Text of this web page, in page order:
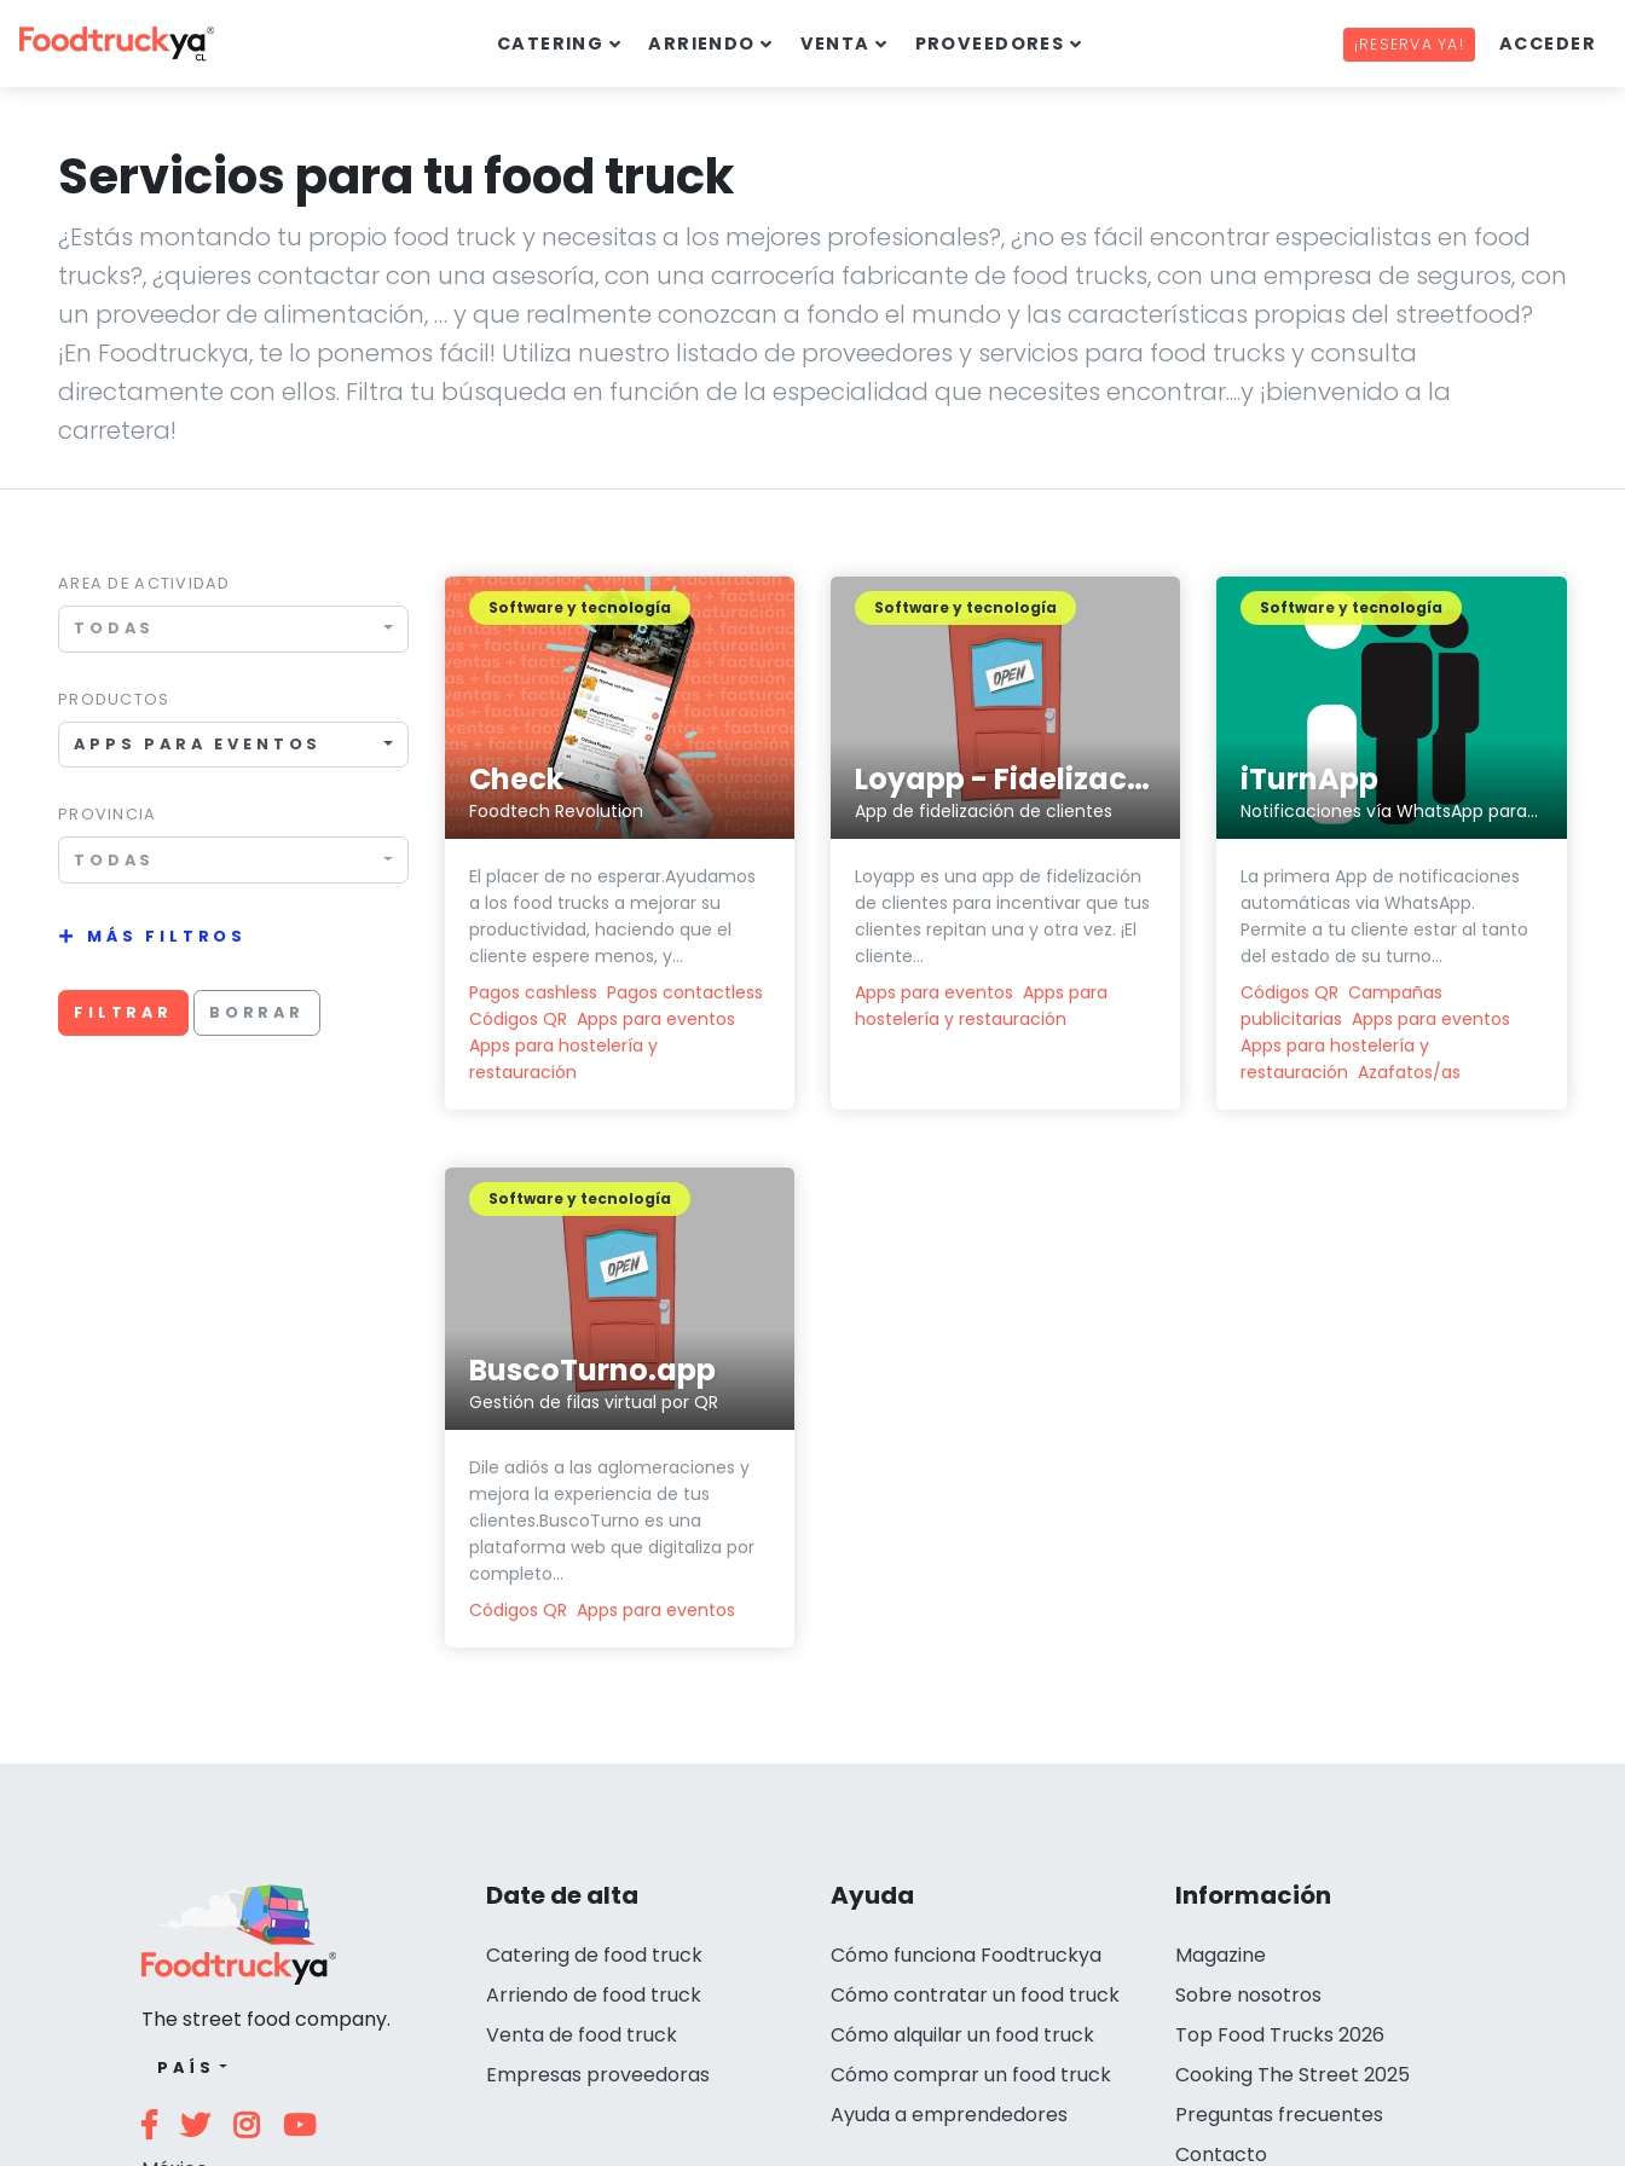
CATERING ARRIENDO VENTA PROVEEDORES ¡RESERVA YA! ACCEDER
Servicios para tu food truck
¿Estás montando tu propio food truck y necesitas a los mejores profesionales?, ¿no es fácil encontrar especialistas en food
trucks?, ¿quieres contactar con una asesoría, con una carrocería fabricante de food trucks, con una empresa de seguros, con
un proveedor de alimentación, … y que realmente conozcan a fondo el mundo y las características propias del streetfood?
¡En Foodtruckya, te lo ponemos fácil! Utiliza nuestro listado de proveedores y servicios para food trucks y consulta
directamente con ellos. Filtra tu búsqueda en función de la especialidad que necesites encontrar....y ¡bienvenido a la
carretera!
AREA DE ACTIVIDAD
TODAS
PRODUCTOS
APPS PARA EVENTOS
PROVINCIA
TODAS
MÁS FILTROS
FILTRAR BORRAR
Check
Foodtech Revolution
Software y tecnología
El placer de no esperar.Ayudamos
a los food trucks a mejorar su
productividad, haciendo que el
cliente espere menos, y...
Pagos cashless Pagos contactless
Códigos QR Apps para eventos
Apps para hostelería y
restauración
Loyapp - Fidelización de clientes
App de fidelización de clientes
Software y tecnología
Loyapp es una app de fidelización
de clientes para incentivar que tus
clientes repitan una y otra vez. ¡El
cliente...
Apps para eventos Apps para
hostelería y restauración
iTurnApp
Notificaciones vía WhatsApp para recogida de pedidos
Software y tecnología
La primera App de notificaciones
automáticas via WhatsApp.
Permite a tu cliente estar al tanto
del estado de su turno...
Códigos QR Campañas
publicitarias Apps para eventos
Apps para hostelería y
restauración Azafatos/as
BuscoTurno.app
Gestión de filas virtual por QR
Software y tecnología
Dile adiós a las aglomeraciones y
mejora la experiencia de tus
clientes.BuscoTurno es una
plataforma web que digitaliza por
completo...
Códigos QR Apps para eventos
Date de alta
Catering de food truck
Arriendo de food truck
Venta de food truck
Empresas proveedoras
Ayuda
Cómo funciona Foodtruckya
Cómo contratar un food truck
Cómo alquilar un food truck
Cómo comprar un food truck
Ayuda a emprendedores
Información
Magazine
Sobre nosotros
Top Food Trucks 2026
Cooking The Street 2025
Preguntas frecuentes
Contacto
The street food company.
PAÍS